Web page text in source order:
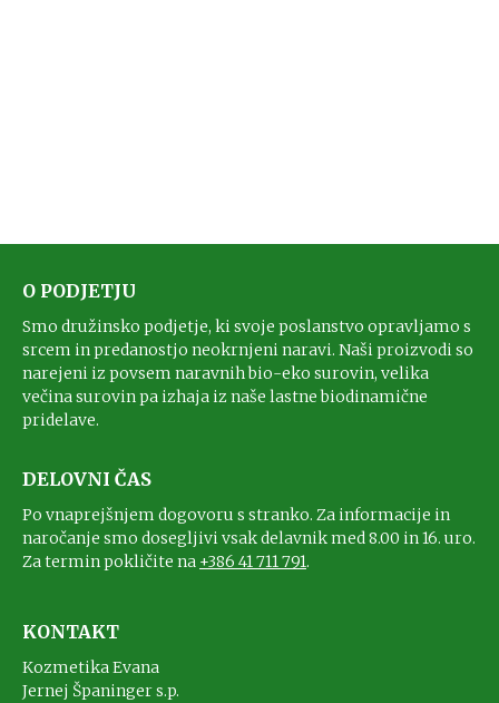
O PODJETJU
Smo družinsko podjetje, ki svoje poslanstvo opravljamo s
srcem in predanostjo neokrnjeni naravi. Naši proizvodi so
narejeni iz povsem naravnih bio-eko surovin, velika
večina surovin pa izhaja iz naše lastne biodinamične
pridelave.
DELOVNI ČAS
Po vnaprejšnjem dogovoru s stranko. Za informacije in
naročanje smo dosegljivi vsak delavnik med 8.00 in 16. uro.
Za termin pokličite na +386 41 711 791.
KONTAKT
Kozmetika Evana
Jernej Španinger s.p.